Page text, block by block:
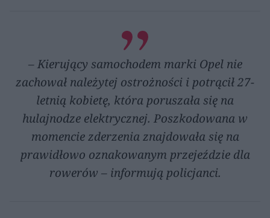
– Kierujący samochodem marki Opel nie
zachował należytej ostrożności i potrącił 27-
letnią kobietę, która poruszała się na
hulajnodze elektrycznej. Poszkodowana w
momencie zderzenia znajdowała się na
prawidłowo oznakowanym przejeździe dla
rowerów – informują policjanci.